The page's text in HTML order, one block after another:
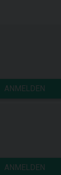
ANMELDEN
ANMELDEN